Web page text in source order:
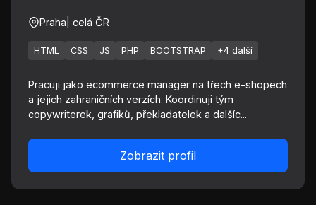
Praha | celá ČR
HTML CSS JS PHP BOOTSTRAP +4 další
Pracuji jako ecommerce manager na třech e-shopech
a jejich zahraničních verzích. Koordinuji tým
copywriterek, grafiků, překladatelek a dalšíc...
Zobrazit profil